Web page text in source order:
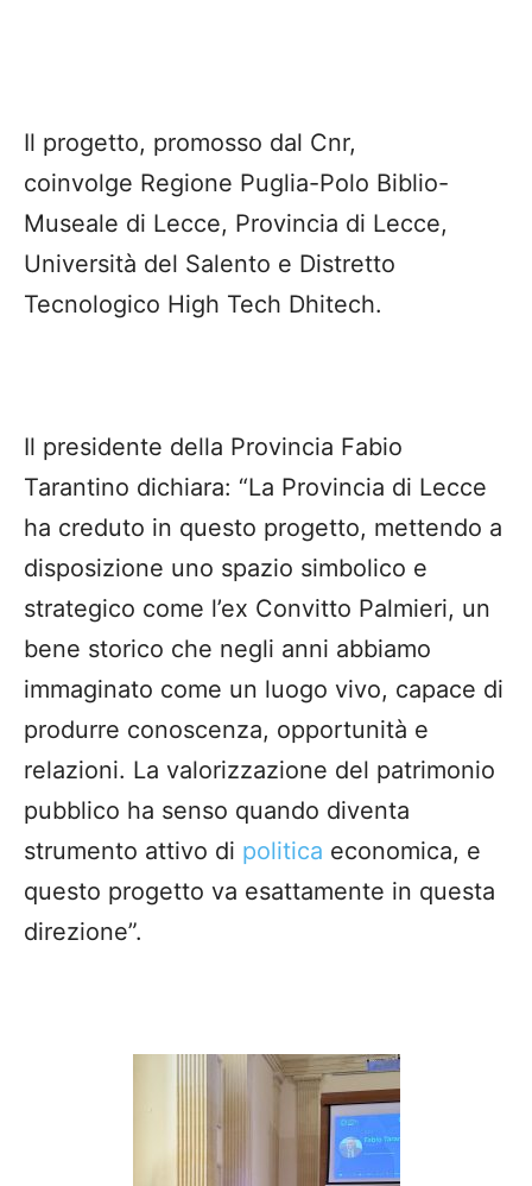
Il progetto, promosso dal Cnr,
coinvolge Regione Puglia-Polo Biblio-
Museale di Lecce, Provincia di Lecce,
Università del Salento e Distretto
Tecnologico High Tech Dhitech.
Il presidente della Provincia Fabio
Tarantino dichiara: “La Provincia di Lecce
ha creduto in questo progetto, mettendo a
disposizione uno spazio simbolico e
strategico come l’ex Convitto Palmieri, un
bene storico che negli anni abbiamo
immaginato come un luogo vivo, capace di
produrre conoscenza, opportunità e
relazioni. La valorizzazione del patrimonio
pubblico ha senso quando diventa
strumento attivo di politica economica, e
questo progetto va esattamente in questa
direzione”.